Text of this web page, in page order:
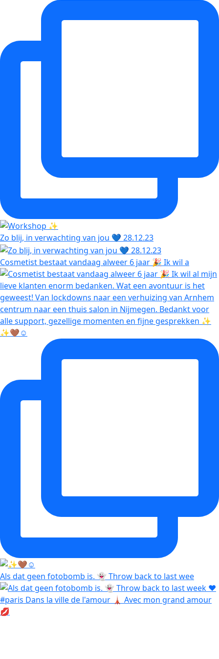
Zo blij, in verwachting van jou 💙 28.12.23
Cosmetist bestaat vandaag alweer 6 jaar 🎉 Ik wil a
✨🤎☺️
Als dat geen fotobomb is. 👻 Throw back to last wee